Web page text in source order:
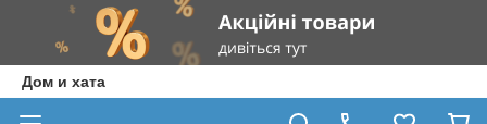
Дом и хата